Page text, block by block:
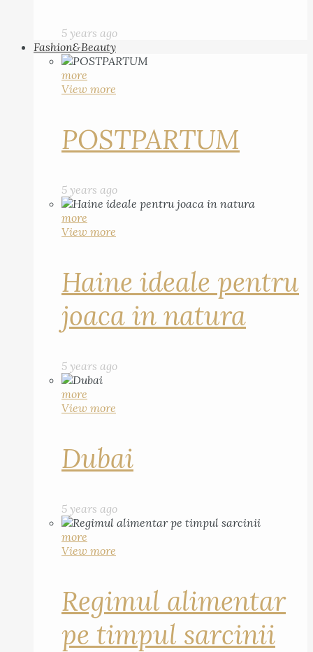
5 years ago
Fashion&Beauty
more
View more
POSTPARTUM
5 years ago
more
View more
Haine ideale pentru
joaca in natura
5 years ago
more
View more
Dubai
5 years ago
more
View more
Regimul alimentar
pe timpul sarcinii